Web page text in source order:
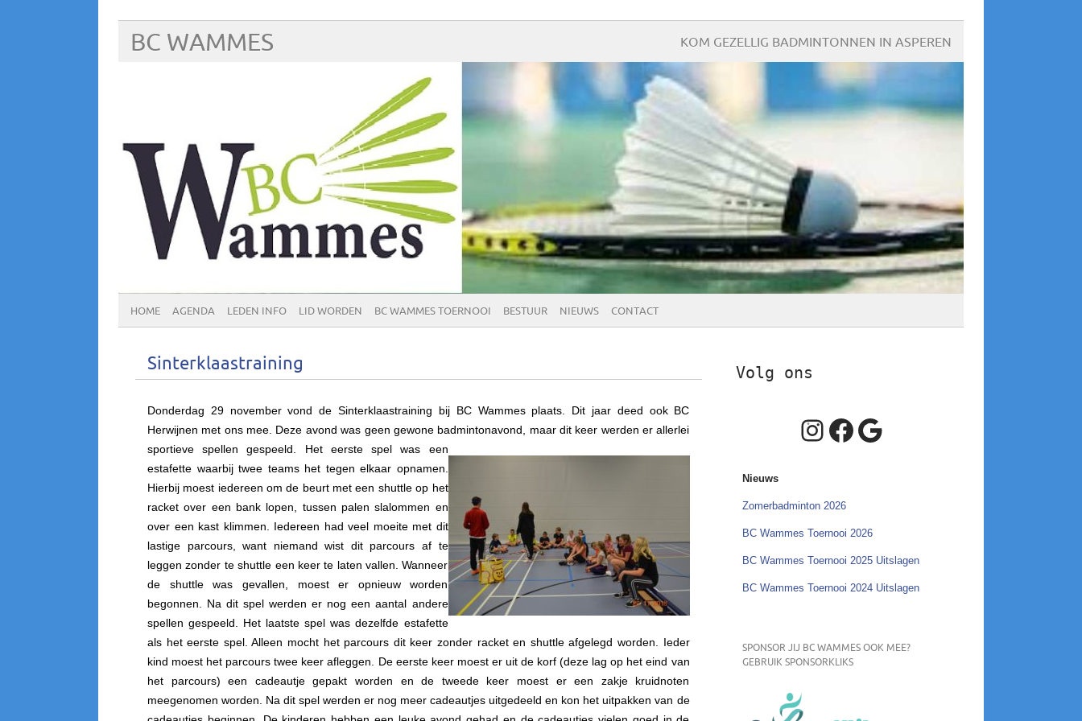
BC WAMMES KOM GEZELLIG BADMINTONNEN IN ASPEREN
HOME AGENDA LEDEN INFO LID WORDEN BC WAMMES TOERNOOI BESTUUR NIEUWS CONTACT
Sinterklaastraining
Donderdag 29 november vond de Sinterklaastraining bij BC Wammes plaats. Dit jaar deed ook BC
Herwijnen met ons mee. Deze avond was geen gewone badmintonavond, maar dit keer werden er allerlei
sportieve spellen gespeeld. Het eerste spel was een
estafette waarbij twee teams het tegen elkaar opnamen.
Hierbij moest iedereen om de beurt met een shuttle op het
racket over een bank lopen, tussen palen slalommen en
over een kast klimmen. Iedereen had veel moeite met dit
lastige parcours, want niemand wist dit parcours af te
leggen zonder te shuttle een keer te laten vallen. Wanneer
de shuttle was gevallen, moest er opnieuw worden
begonnen. Na dit spel werden er nog een aantal andere
spellen gespeeld. Het laatste spel was dezelfde estafette
als het eerste spel. Alleen mocht het parcours dit keer zonder racket en shuttle afgelegd worden. Ieder
kind moest het parcours twee keer afleggen. De eerste keer moest er uit de korf (deze lag op het eind van
het parcours) een cadeautje gepakt worden en de tweede keer moest er een zakje kruidnoten
meegenomen worden. Na dit spel werden er nog meer cadeautjes uitgedeeld en kon het uitpakken van de
Volg ons
Instagram
Facebook
Google
Nieuws
Zomerbadminton 2026
BC Wammes Toernooi 2026
BC Wammes Toernooi 2025 Uitslagen
BC Wammes Toernooi 2024 Uitslagen
SPONSOR JIJ BC WAMMES OOK MEE?
GEBRUIK SPONSORKLIKS